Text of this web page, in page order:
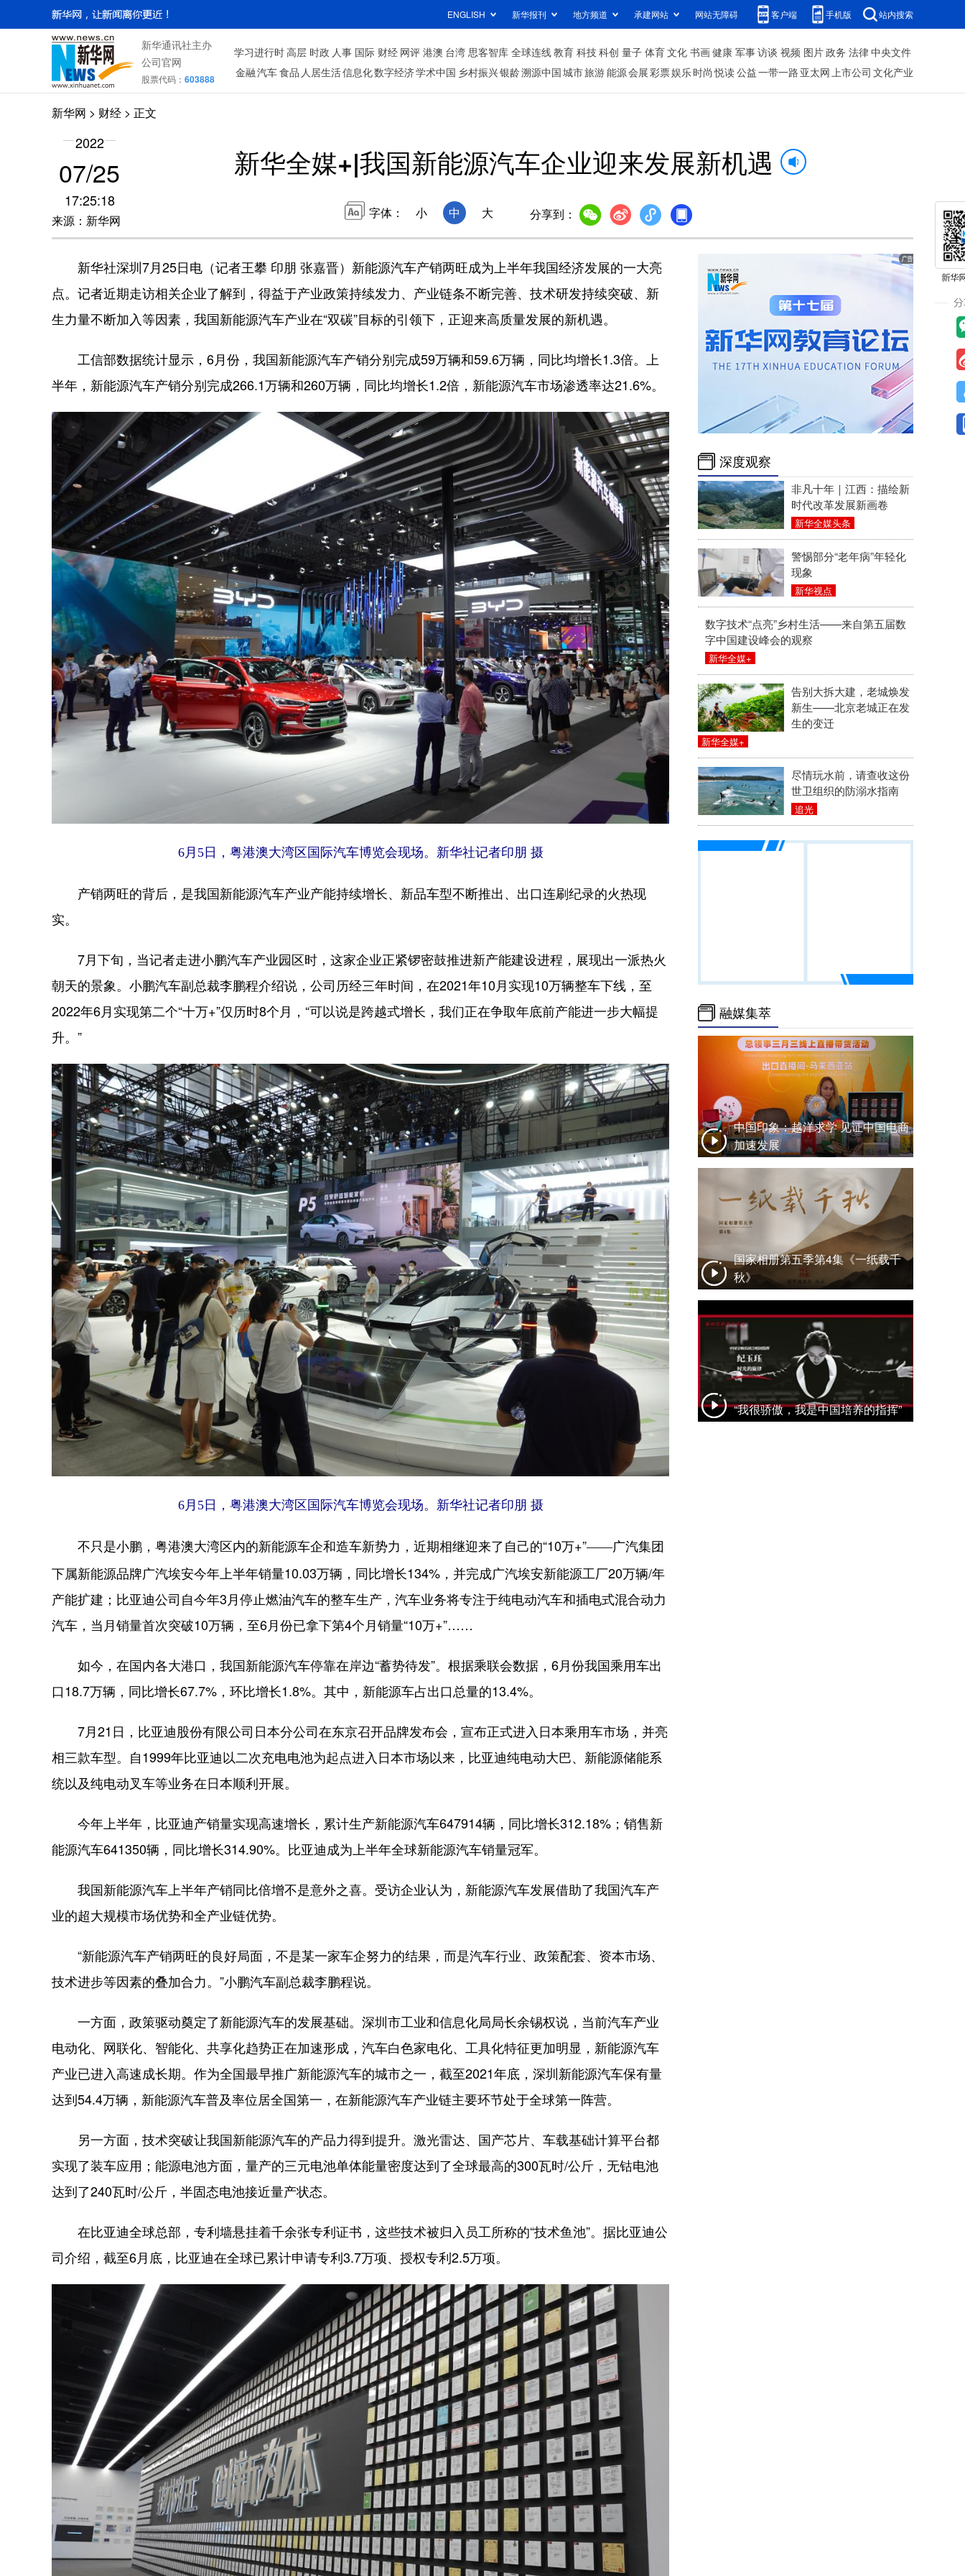
ENGLISH 新华报刊 地方频道 承建网站 网站无障碍 客户端 手机版 站内搜索
新华通讯社主办
公司官网
股票代码： 603888
学习进行时高层 时政 人事 国际 财经 网评 港澳 台湾 思客智库 全球连线教育 科技科创 量子 体育文化 书画健康 军事访谈 视频 图片政务 法律中央文件
金融汽车食品 人居生活信息化数字经济学术中国 乡村振兴银龄溯源中国城市旅游能源会展彩票娱乐时尚 悦读公益一带一路 亚太网上市公司 文化产业
新华网 > 财经 > 正文
2022
07/25
17:25:18
来源：新华网
新华全媒+|我国新能源汽车企业迎来发展新机遇
字体： 小 中 大 分享到：
新华社深圳7月25日电（记者王攀 印朋 张嘉晋）新能源汽车产销两旺成为上半年我国经济发展的一大亮
点。记者近期走访相关企业了解到，得益于产业政策持续发力、产业链条不断完善、技术研发持续突破、新
生力量不断加入等因素，我国新能源汽车产业在“双碳”目标的引领下，正迎来高质量发展的新机遇。
工信部数据统计显示，6月份，我国新能源汽车产销分别完成59万辆和59.6万辆，同比均增长1.3倍。上
半年，新能源汽车产销分别完成266.1万辆和260万辆，同比均增长1.2倍，新能源汽车市场渗透率达21.6%。
6月5日，粤港澳大湾区国际汽车博览会现场。新华社记者印朋 摄
产销两旺的背后，是我国新能源汽车产业产能持续增长、新品车型不断推出、出口连刷纪录的火热现
实。
7月下旬，当记者走进小鹏汽车产业园区时，这家企业正紧锣密鼓推进新产能建设进程，展现出一派热火
朝天的景象。小鹏汽车副总裁李鹏程介绍说，公司历经三年时间，在2021年10月实现10万辆整车下线，至
2022年6月实现第二个“十万+”仅历时8个月，“可以说是跨越式增长，我们正在争取年底前产能进一步大幅提
升。”
6月5日，粤港澳大湾区国际汽车博览会现场。新华社记者印朋 摄
不只是小鹏，粤港澳大湾区内的新能源车企和造车新势力，近期相继迎来了自己的“10万+”——广汽集团
下属新能源品牌广汽埃安今年上半年销量10.03万辆，同比增长134%，并完成广汽埃安新能源工厂20万辆/年
产能扩建；比亚迪公司自今年3月停止燃油汽车的整车生产，汽车业务将专注于纯电动汽车和插电式混合动力
汽车，当月销量首次突破10万辆，至6月份已拿下第4个月销量“10万+”……
如今，在国内各大港口，我国新能源汽车停靠在岸边“蓄势待发”。根据乘联会数据，6月份我国乘用车出
口18.7万辆，同比增长67.7%，环比增长1.8%。其中，新能源车占出口总量的13.4%。
7月21日，比亚迪股份有限公司日本分公司在东京召开品牌发布会，宣布正式进入日本乘用车市场，并亮
相三款车型。自1999年比亚迪以二次充电电池为起点进入日本市场以来，比亚迪纯电动大巴、新能源储能系
统以及纯电动叉车等业务在日本顺利开展。
今年上半年，比亚迪产销量实现高速增长，累计生产新能源汽车647914辆，同比增长312.18%；销售新
能源汽车641350辆，同比增长314.90%。比亚迪成为上半年全球新能源汽车销量冠军。
我国新能源汽车上半年产销同比倍增不是意外之喜。受访企业认为，新能源汽车发展借助了我国汽车产
业的超大规模市场优势和全产业链优势。
“新能源汽车产销两旺的良好局面，不是某一家车企努力的结果，而是汽车行业、政策配套、资本市场、
技术进步等因素的叠加合力。”小鹏汽车副总裁李鹏程说。
一方面，政策驱动奠定了新能源汽车的发展基础。深圳市工业和信息化局局长余锡权说，当前汽车产业
电动化、网联化、智能化、共享化趋势正在加速形成，汽车白色家电化、工具化特征更加明显，新能源汽车
产业已进入高速成长期。作为全国最早推广新能源汽车的城市之一，截至2021年底，深圳新能源汽车保有量
达到54.4万辆，新能源汽车普及率位居全国第一，在新能源汽车产业链主要环节处于全球第一阵营。
另一方面，技术突破让我国新能源汽车的产品力得到提升。激光雷达、国产芯片、车载基础计算平台都
实现了装车应用；能源电池方面，量产的三元电池单体能量密度达到了全球最高的300瓦时/公斤，无钴电池
达到了240瓦时/公斤，半固态电池接近量产状态。
在比亚迪全球总部，专利墙悬挂着千余张专利证书，这些技术被归入员工所称的“技术鱼池”。据比亚迪公
司介绍，截至6月底，比亚迪在全球已累计申请专利3.7万项、授权专利2.5万项。
深度观察
非凡十年｜江西：描绘新
时代改革发展新画卷
新华全媒头条
警惕部分“老年病”年轻化
现象
新华视点
数字技术“点亮”乡村生活——来自第五届数
字中国建设峰会的观察
新华全媒+
告别大拆大建，老城焕发
新生——北京老城正在发
生的变迁
新华全媒+
尽情玩水前，请查收这份
世卫组织的防溺水指南
追光
融媒集萃
中国印象：越洋求学 见证中国电商
加速发展
国家相册第五季第4集《一纸载千
秋》
“我很骄傲，我是中国培养的指挥”